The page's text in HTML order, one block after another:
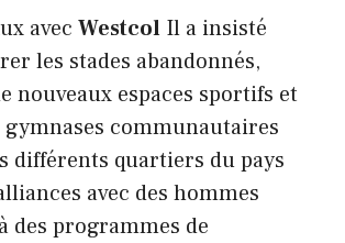
avec Westcol Il a insisté
les stades abandonnés,
nouveaux espaces sportifs et
communautaires
différents quartiers du pays
avec des hommes
des programmes de